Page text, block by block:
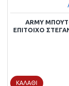
ARMY
ΕΠΙΤΟΙΧΟ
ΚΑΛΆΘΙ